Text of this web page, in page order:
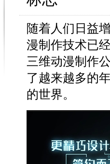
随着人们日益
漫制作技术已
三维动漫制作
了越来越多的
的世界。